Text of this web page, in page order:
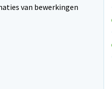
van bewerkingen